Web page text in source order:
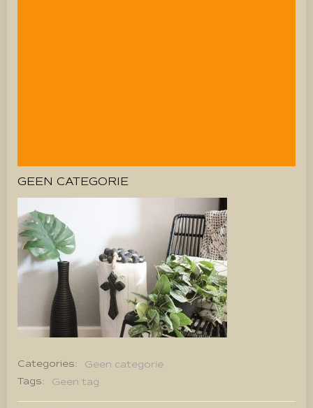
GEEN CATEGORIE
Categories:
Geen categorie
Tags:
Geen tag